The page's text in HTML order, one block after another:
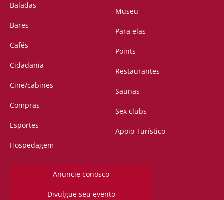
Baladas
Bares
Cafés
Cidadania
Cine/cabines
Compras
Esportes
Hospedagem
Museu
Para elas
Points
Restaurantes
Saunas
Sex clubs
Apoio Turístico
Anuncie conosco
Divulgue seu evento